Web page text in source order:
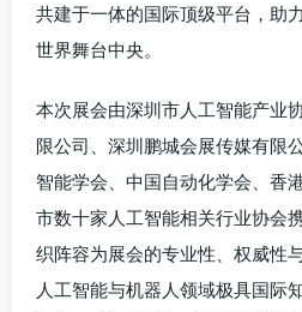
共建于一体的国际顶级平台，助
世界舞台中央。
本次展会由深圳市人工智能产业
限公司、深圳鹏城会展传媒有限
智能学会、中国自动化学会、香
市数十家人工智能相关行业协会
织阵容为展会的专业性、权威性
人工智能与机器人领域极具国际